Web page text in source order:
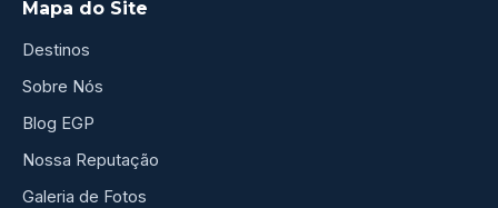
Mapa do Site
Destinos
Sobre Nós
Blog EGP
Nossa Reputação
Galeria de Fotos